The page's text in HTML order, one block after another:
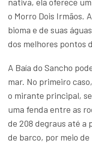
o Morro Dois Irmãos.
bioma e de suas
dos melhores pontos
A Baía do Sancho
mar. No primeiro
o mirante principal,
uma fenda entre as
de 208 degraus até a
de barco, por meio